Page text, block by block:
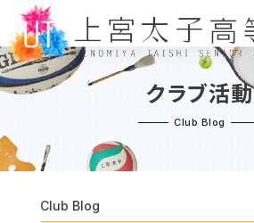
クラブ活動
Club Blog